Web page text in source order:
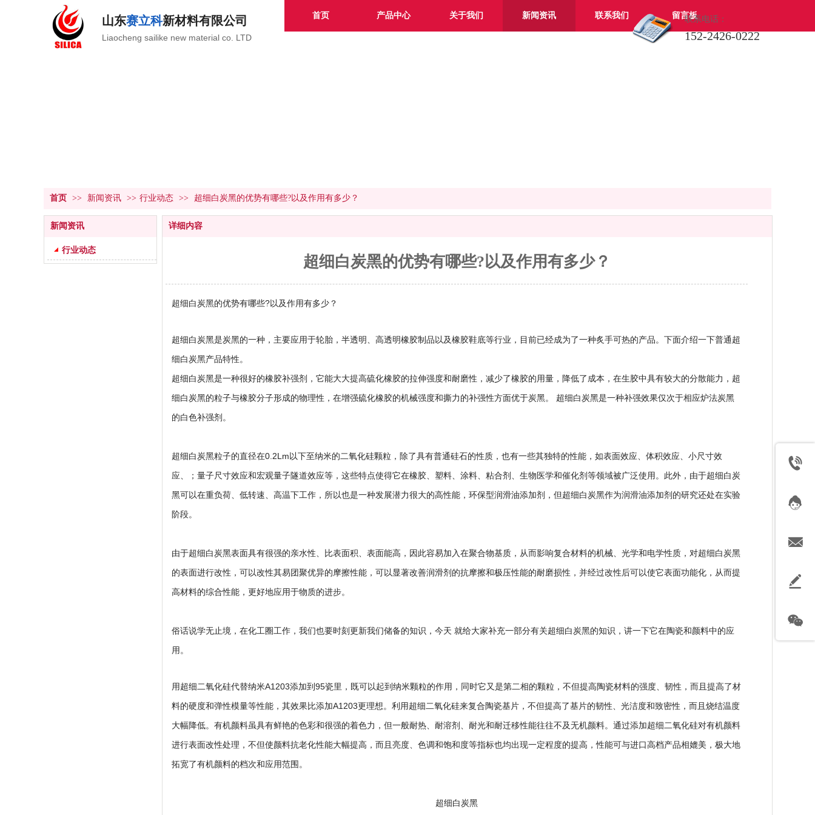
山东赛立科新材料有限公司
Liaocheng sailike new material co. LTD 152-2426-0222
联系电话：
首页 产品中心 关于我们 新闻资讯 联系我们 留言板
首页 >> 新闻资讯 >> 行业动态 >> 超细白炭黑的优势有哪些?以及作用有多少？
新闻资讯
行业动态
详细内容
超细白炭黑的优势有哪些?以及作用有多少？
超细白炭黑的优势有哪些?以及作用有多少？
超细白炭黑是炭黑的一种，主要应用于轮胎，半透明、高透明橡胶制品以及橡胶鞋底等行业，目前已经成为了一种炙手可热的产品。下面介绍一下普通超
细白炭黑产品特性。
超细白炭黑是一种很好的橡胶补强剂，它能大大提高硫化橡胶的拉伸强度和耐磨性，减少了橡胶的用量，降低了成本，在生胶中具有较大的分散能力，超
细白炭黑的粒子与橡胶分子形成的物理性，在增强硫化橡胶的机械强度和撕力的补强性方面优于炭黑。 超细白炭黑是一种补强效果仅次于相应炉法炭黑
的白色补强剂。
超细白炭黑粒子的直径在0.2Lm以下至纳米的二氧化硅颗粒，除了具有普通硅石的性质，也有一些其独特的性能，如表面效应、体积效应、小尺寸效
应、；量子尺寸效应和宏观量子隧道效应等，这些特点使得它在橡胶、塑料、涂料、粘合剂、生物医学和催化剂等领域被广泛使用。此外，由于超细白炭
黑可以在重负荷、低转速、高温下工作，所以也是一种发展潜力很大的高性能，环保型润滑油添加剂，但超细白炭黑作为润滑油添加剂的研究还处在实验
阶段。
由于超细白炭黑表面具有很强的亲水性、比表面积、表面能高，因此容易加入在聚合物基质，从而影响复合材料的机械、光学和电学性质，对超细白炭黑
的表面进行改性，可以改性其易团聚优异的摩擦性能，可以显著改善润滑剂的抗摩擦和极压性能的耐磨损性，并经过改性后可以使它表面功能化，从而提
高材料的综合性能，更好地应用于物质的进步。
俗话说学无止境，在化工圈工作，我们也要时刻更新我们储备的知识，今天 就给大家补充一部分有关超细白炭黑的知识，讲一下它在陶瓷和颜料中的应
用。
用超细二氧化硅代替纳米A1203添加到95瓷里，既可以起到纳米颗粒的作用，同时它又是第二相的颗粒，不但提高陶瓷材料的强度、韧性，而且提高了材
料的硬度和弹性模量等性能，其效果比添加A1203更理想。利用超细二氧化硅来复合陶瓷基片，不但提高了基片的韧性、光洁度和致密性，而且烧结温度
大幅降低。有机颜料虽具有鲜艳的色彩和很强的着色力，但一般耐热、耐溶剂、耐光和耐迁移性能往往不及无机颜料。通过添加超细二氧化硅对有机颜料
进行表面改性处理，不但使颜料抗老化性能大幅提高，而且亮度、色调和饱和度等指标也均出现一定程度的提高，性能可与进口高档产品相媲美，极大地
拓宽了有机颜料的档次和应用范围。
超细白炭黑